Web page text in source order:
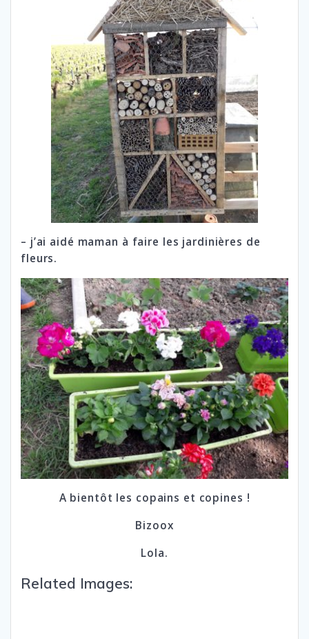
– j’ai aidé maman à faire les jardinières de
fleurs.
A bientôt les copains et copines !
Bizoox
Lola.
Related Images: